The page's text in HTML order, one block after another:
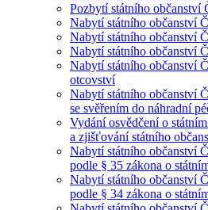
Pozbytí státního občanství
Nabytí státního občanství
Nabytí státního občanství
Nabytí státního občanství
Nabytí státního občanství
otcovství
Nabytí státního občanství
se svěřením do náhradní
Vydání osvědčení o
a zjišťování státního
Nabytí státního občanství
podle § 35 zákona o
Nabytí státního občanství
podle § 34 zákona o